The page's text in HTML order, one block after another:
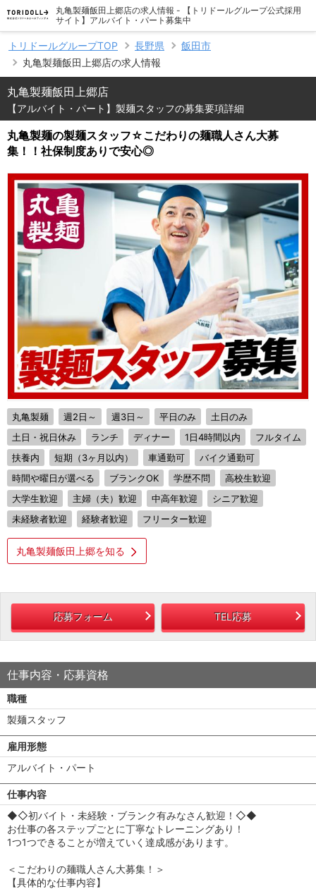
丸亀製麺飯田上郷店の求人情報 - 【トリドールグループ公式採用
サイト】アルバイト・パート募集中
トリドールグループTOP 長野県
飯田市
丸亀製麺飯田上郷店の求人情報
丸亀製麺飯田上郷店
【アルバイト・パート】製麺スタッフの募集要項詳細
丸亀製麺の製麺スタッフ☆こだわりの麺職人さん大募
集！！社保制度ありで安心◎
丸亀製麺 週2日～ 週3日～ 平日のみ
土日のみ
土日・祝日休み
ランチ ディナー 1日4時間以内
フルタイム
扶養内
短期（3ヶ月以内） 車通勤可
バイク通勤可
時間や曜日が選べる
ブランクOK 学歴不問
高校生歓迎
大学生歓迎
主婦（夫）歓迎 中高年歓迎
シニア歓迎
未経験者歓迎
経験者歓迎 フリーター歓迎
丸亀製麺飯田上郷を知る
応募フォーム TEL応募
仕事内容・応募資格
職種
製麺スタッフ
雇用形態
アルバイト・パート
仕事内容
◆◇初バイト・未経験・ブランク有みなさん歓迎！◇◆
お仕事の各ステップごとに丁寧なトレーニングあり！
1つ1つできることが増えていく達成感があります。
＜こだわりの麺職人さん大募集！＞
【具体的な仕事内容】